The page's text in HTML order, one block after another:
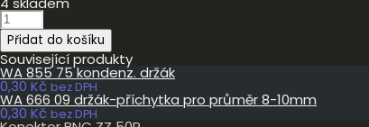
Konektor
BNC
ZZ
50R
množství
Přidat do košíku
Související produkty
WA 855 75 kondenz. držák
0,30 Kč bez DPH
WA 666 09 držák-příchytka pro průměr 8-10mm
0,30 Kč bez DPH